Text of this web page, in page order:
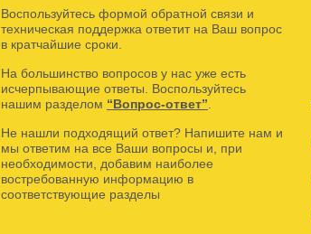
Воспользуйтесь формой обратной связи и
техническая поддержка ответит на Ваш вопрос
в кратчайшие сроки.
На большинство вопросов у нас уже есть
исчерпывающие ответы. Воспользуйтесь
нашим разделом “Вопрос-ответ”
Не нашли подходящий ответ? Напишите нам и
мы ответим на все Ваши вопросы и, при
необходимости, добавим наиболее
востребованную информацию в
соответствующие разделы